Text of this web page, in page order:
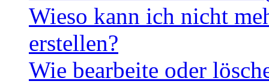
Wieso kann ich nicht
erstellen?
Wie bearbeite oder